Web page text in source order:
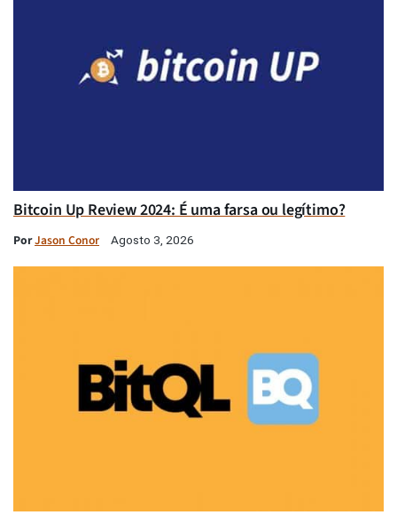
Bitcoin Up Review 2024: É uma farsa ou legítimo?
PorJason Conor Agosto 3, 2026